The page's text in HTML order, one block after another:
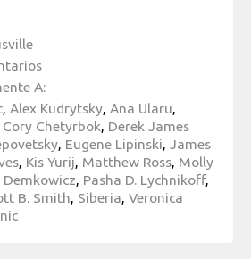
A:
, Alex Kudrytsky, Ana Ularu,
Cory Chetyrbok, Derek James
, Eugene Lipinski, James
, Kis Yurij, Matthew Ross, Molly
, Pasha D. Lychnikoff,
B. Smith, Siberia, Veronica